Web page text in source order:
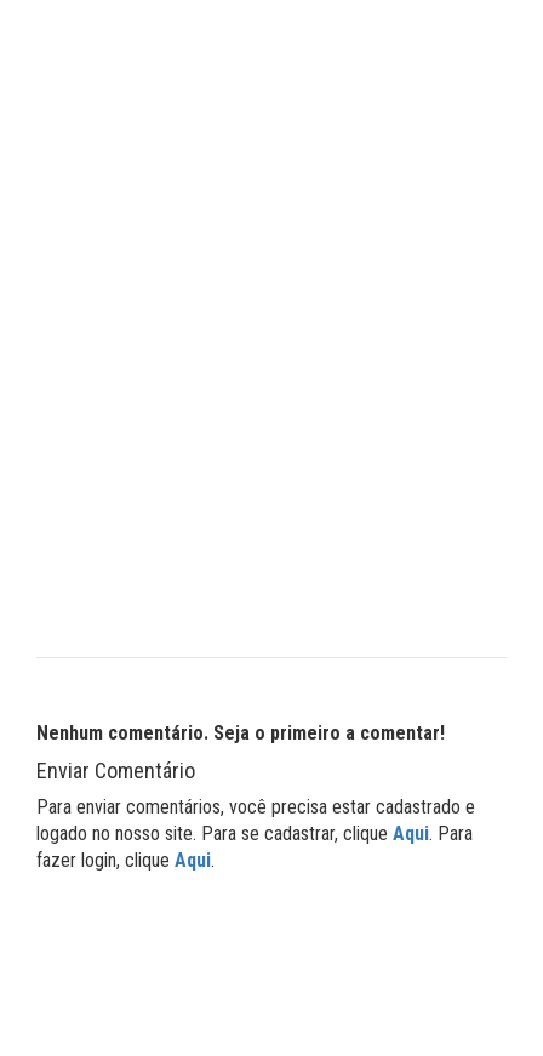
Nenhum comentário. Seja o primeiro a comentar!
Enviar Comentário
Para enviar comentários, você precisa estar cadastrado e
logado no nosso site. Para se cadastrar, clique Aqui. Para
fazer login, clique Aqui.